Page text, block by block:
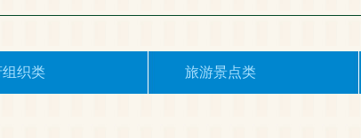
织类 旅游景点类